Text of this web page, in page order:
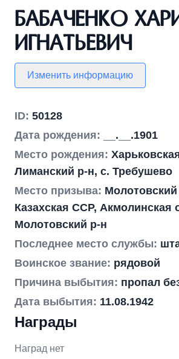
Бабаченко
Игнатьевич
Изменить информацию
ID: 50128
Дата рождения:
__.__.1901
Место рождения:
Лиманский р-н, с. Требушево
Место призыва:
Казахская ССР, Акмолинская
Молотовский р-н
Последнее место службы:
Воинское звание: рядовой
Причина выбытия: пропал
Дата выбытия: 11.08.1942
Награды
Наград нет